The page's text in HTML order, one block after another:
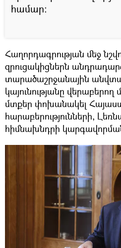
համար։
Հաղորդագրության մեջ
զրուցակիցներն
տարածաշրջանային
կայունությանը
մտքեր փոխանակել
հարաբերությունների,
հիմնախնդրի